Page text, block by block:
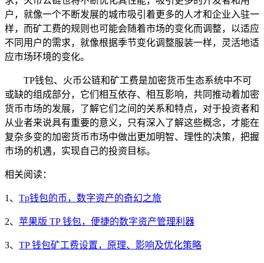
户，就像一个不断发展的城市吸引着更多的人才和企业入驻一
样，而矿工费的规则也可能会随着市场的变化而调整，以适应
不同用户的需求，就像根据季节变化调整服装一样，灵活地适
应市场环境的变化。
TP钱包、火币公链和矿工费是加密货币生态系统中不可
或缺的组成部分，它们相互依存、相互影响，共同推动着加密
货币市场的发展，了解它们之间的关系和特点，对于投资者和
从业者来说具有重要的意义，只有深入了解这些概念，才能在
复杂多变的加密货币市场中做出更加明智、理性的决策，把握
市场的机遇，实现自己的投资目标。
相关阅读：
1、 Tp钱包的币，数字资产的奇幻之旅
2、 苹果版 TP 钱包，便捷的数字资产管理利器
3、 TP 钱包矿工费设置，原理、影响及优化策略